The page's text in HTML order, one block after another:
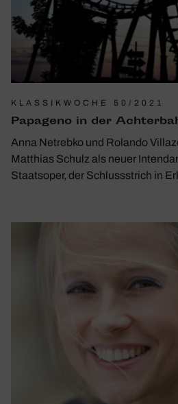
KLASSIKWOCHE 50/2021
Papa­geno in der
Anna Netrebko und Rolando
Matthias Schulz als neuer
Staatsoper, der Schlussstrich in Erl